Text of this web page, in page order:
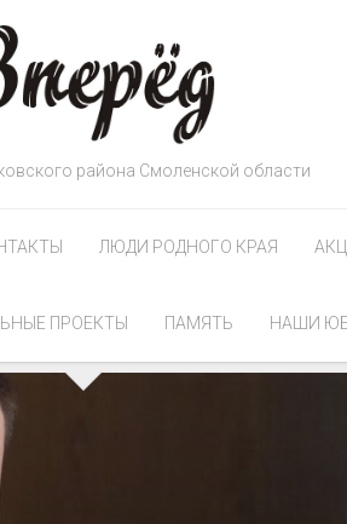
района Смоленской области
ЛЮДИ РОДНОГО КРАЯ
ПРОЕКТЫ ПАМЯТЬ НАШИ